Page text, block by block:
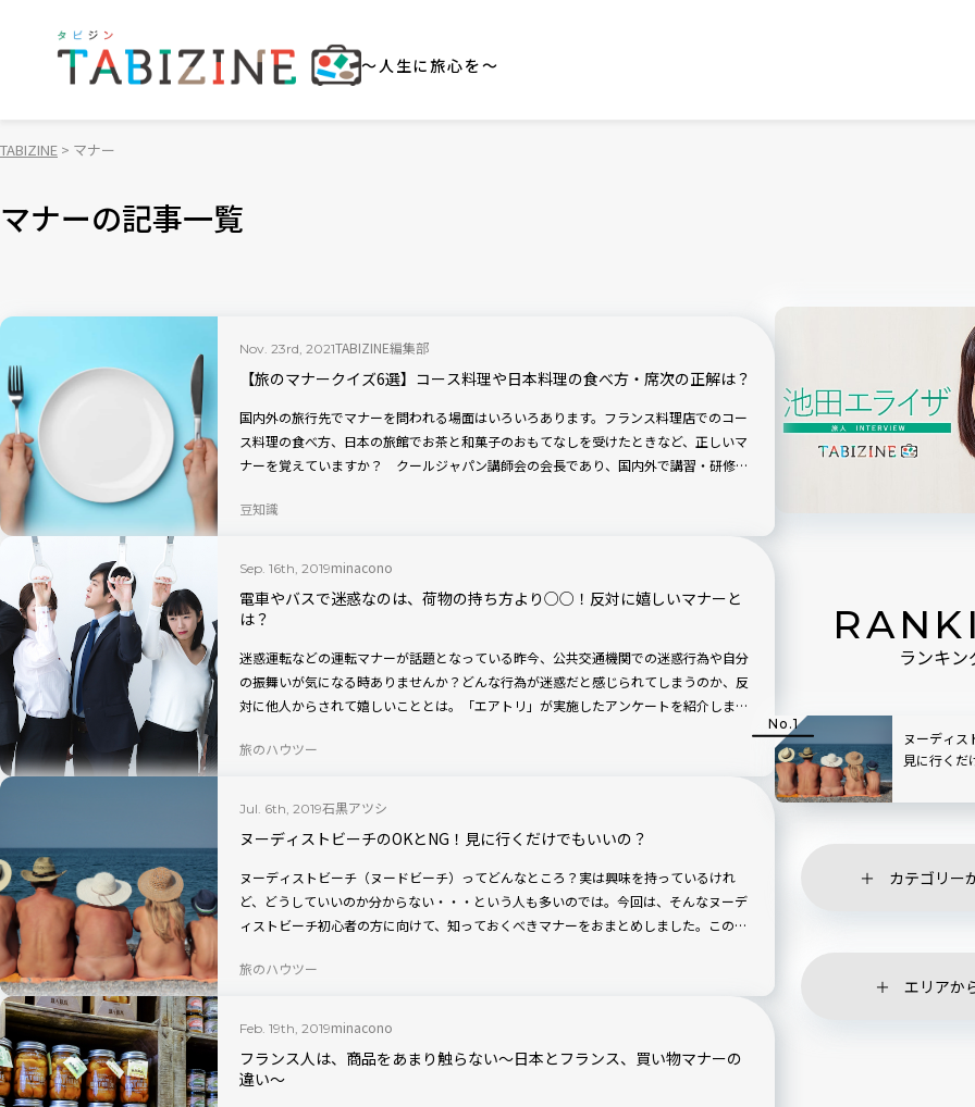
～人生に旅心を～
TABIZINE マナー
マナーの記事一覧
Nov. 23rd, 2021TABIZINE編集部
【旅のマナークイズ6選】コース料理や日本料理の食べ方・席次の正解は？
国内外の旅行先でマナーを問われる場面はいろいろあります。フランス料理店でのコー
ス料理の食べ方、日本の旅館でお茶と和菓子のおもてなしを受けたときなど、正しいマ
ナーを覚えていますか？ クールジャパン講師会の会長であり、国内外で講習・研修を
す。
豆知識
Sep. 16th, 2019minacono
電車やバスで迷惑なのは、荷物の持ち方より○○！反対に嬉しいマナーと
は？
迷惑運転などの運転マナーが話題となっている昨今、公共交通機関での迷惑行為や自分
の振舞いが気になる時ありませんか？どんな行為が迷惑だと感じられてしまうのか、反
対に他人からされて嬉しいこととは。「エアトリ」が実施したアンケートを紹介しま
旅のハウツー
Jul. 6th, 2019石黒アツシ
ヌーディストビーチのOKとNG！見に行くだけでもいいの？
ヌーディストビーチ（ヌードビーチ）ってどんなところ？実は興味を持っているけれ
ど、どうしていいのか分からない・・・という人も多いのでは。今回は、そんなヌーデ
ィストビーチ初心者の方に向けて、知っておくべきマナーをおまとめしました。この夏
旅のハウツー
Feb. 19th, 2019minacono
フランス人は、商品をあまり触らない〜日本とフランス、買い物マナーの
違い〜
ランキン
ヌーディス
見に行くだ
カテゴリー
エリアか